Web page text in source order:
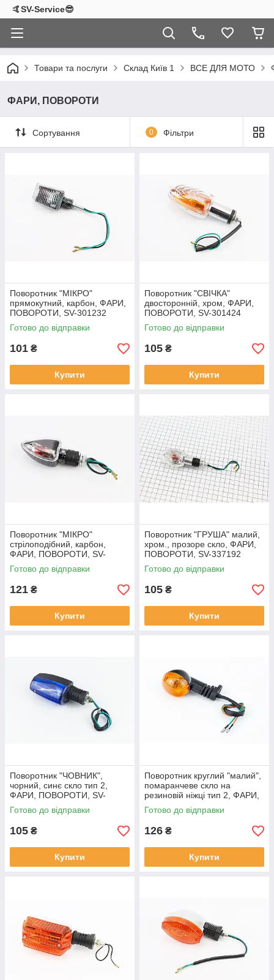
🤙SV-Service😎
Товари та послуги Склад Київ 1 ВСЕ ДЛЯ МОТО
ФАРИ, ПОВОРОТИ
Сортування 0 Фільтри
Поворотник "МІКРО"
прямокутний, карбон, ФАРИ,
ПОВОРОТИ, SV-301232
Готово до відправки
101 ₴
Купити
Поворотник "СВІЧКА"
двосторонній, хром, ФАРИ,
ПОВОРОТИ, SV-301424
Готово до відправки
105 ₴
Купити
Поворотник "МІКРО"
стрілоподібний, карбон,
ФАРИ, ПОВОРОТИ, SV-
301760
Готово до відправки
121 ₴
Купити
Поворотник "ГРУША" малий,
хром., прозоре скло, ФАРИ,
ПОВОРОТИ, SV-337192
Готово до відправки
105 ₴
Купити
Поворотник "ЧОВНИК",
чорний, синє скло тип 2,
ФАРИ, ПОВОРОТИ, SV-
354887
Готово до відправки
105 ₴
Купити
Поворотник круглий "малий",
помаранчеве скло на
резиновій ніжці тип 2, ФАРИ,
ПОВОРОТИ, SV-354425
Готово до відправки
126 ₴
Купити